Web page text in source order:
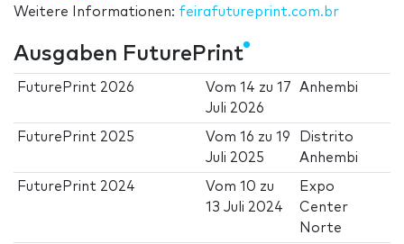
Weitere Informationen: feirafutureprint.com.br
Ausgaben FuturePrint
FuturePrint 2026 Vom14 zu17
Juli 2026
Anhembi
FuturePrint 2025 Vom16 zu19
Juli 2025
Distrito
Anhembi
FuturePrint 2024 Vom10 zu
13 Juli 2024
Expo
Center
Norte